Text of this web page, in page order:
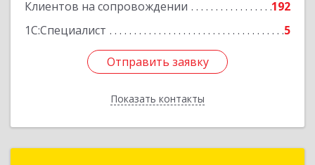
Клиентов на сопровождении
192
1С:Специалист
5
Отправить заявку
Показать контакты
Отправить заявку
Назад